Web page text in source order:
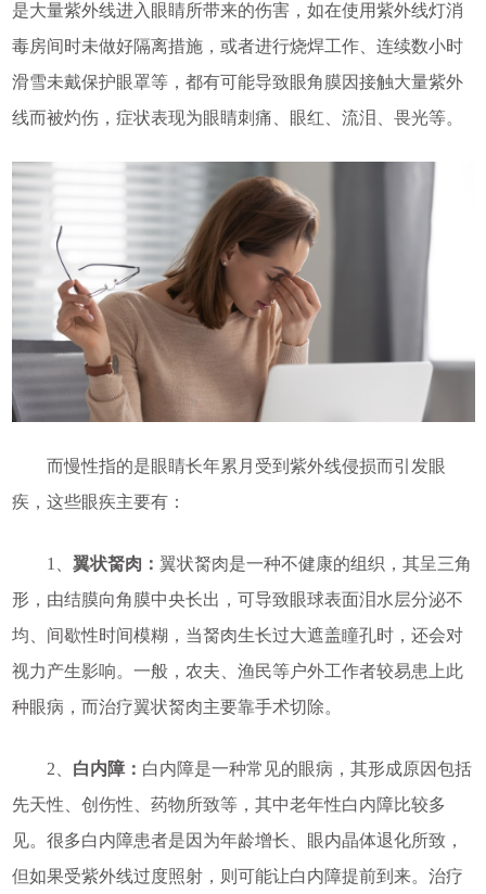
是大量紫外线进入眼睛所带来的伤害，如在使用紫外线灯消
毒房间时未做好隔离措施，或者进行烧焊工作、连续数小时
滑雪未戴保护眼罩等，都有可能导致眼角膜因接触大量紫外
线而被灼伤，症状表现为眼睛刺痛、眼红、流泪、畏光等。
而慢性指的是眼睛长年累月受到紫外线侵损而引发眼
疾，这些眼疾主要有：
1、 翼状胬肉： 翼状胬肉是一种不健康的组织，其呈三角
形，由结膜向角膜中央长出，可导致眼球表面泪水层分泌不
均、间歇性时间模糊，当胬肉生长过大遮盖瞳孔时，还会对
视力产生影响。一般，农夫、渔民等户外工作者较易患上此
种眼病，而治疗翼状胬肉主要靠手术切除。
2、 白内障： 白内障是一种常见的眼病，其形成原因包括
先天性、创伤性、药物所致等，其中老年性白内障比较多
见。很多白内障患者是因为年龄增长、眼内晶体退化所致，
但如果受紫外线过度照射，则可能让白内障提前到来。治疗